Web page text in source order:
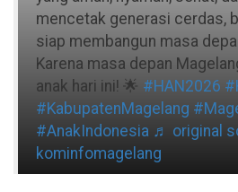
mencetak generasi cerdas,
siap membangun masa
Karena masa depan
anak hari ini! 🌟 #HAN2026
#KabupatenMagelang
#AnakIndonesia ♬ original
kominfomagelang